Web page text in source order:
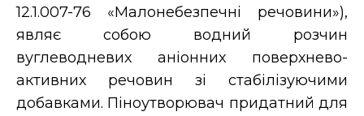
12.1.007-76 «Малонебезпечні речовини»),
являє собою водний розчин
вуглеводневих аніонних поверхнево-
активних речовин зі стабілізуючими
добавками. Піноутворювач придатний для